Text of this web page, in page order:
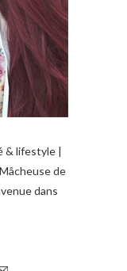
& lifestyle |
de
dans